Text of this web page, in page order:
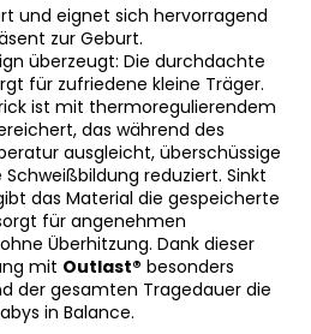
und eignet sich hervorragend
zur Geburt.
überzeugt: Die durchdachte
für zufriedene kleine Träger.
ist mit thermoregulierendem
das während des
ausgleicht, überschüssige
reduziert. Sinkt
das Material die gespeicherte
für angenehmen
Überhitzung. Dank dieser
mit Outlast® besonders
der gesamten Tragedauer die
in Balance.